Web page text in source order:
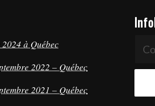
à Québec
2022 – Québec
2021 – Québec